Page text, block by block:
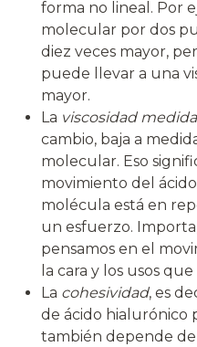
forma no lineal. Por
molecular por dos
diez veces mayor,
puede llevar a una
mayor.
La viscosidad
cambio, baja a
molecular. Eso
movimiento del
molécula está en
un esfuerzo.
pensamos en el
la cara y los usos
La cohesividad, es
de ácido hialurónico
también depende